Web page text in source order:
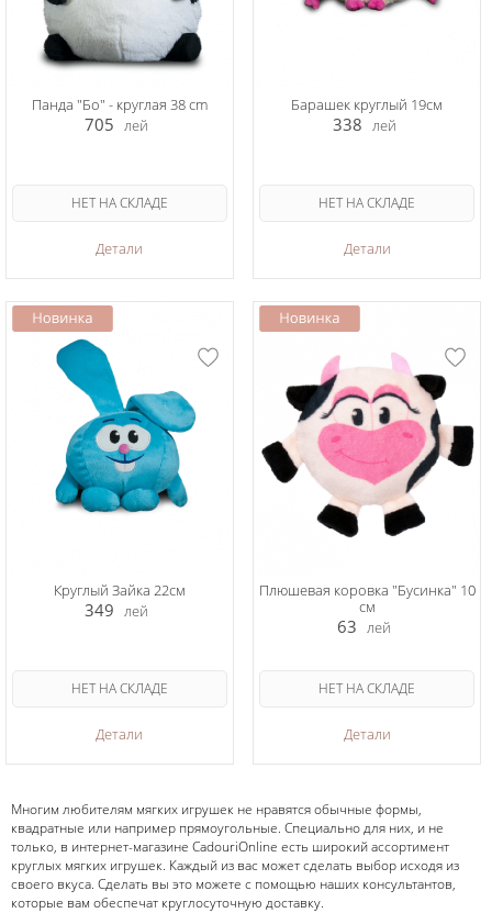
Панда "Бо" - круглая 38 cm
705 лей
Детали
НЕТ НА СКЛАДЕ
Барашек круглый 19см
338 лей
Детали
НЕТ НА СКЛАДЕ
Круглый Зайка 22см
349 лей
Детали
НЕТ НА СКЛАДЕ
Плюшевая коровка "Бусинка" 10
см
63 лей
Детали
НЕТ НА СКЛАДЕ
Многим любителям мягких игрушек не нравятся обычные формы,
квадратные или например прямоугольные. Специально для них, и не
только, в интернет-магазине CadouriOnline есть широкий ассортимент
круглых мягких игрушек. Каждый из вас может сделать выбор исходя из
своего вкуса. Сделать вы это можете с помощью наших консультантов,
которые вам обеспечат круглосуточную доставку.